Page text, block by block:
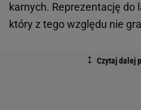
karnych. Reprezentację do
który z tego względu nie